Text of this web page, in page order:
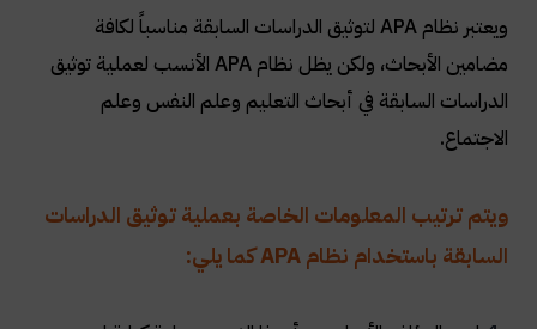
ويعتبر نظام APA لتوثيق الدراسات السابقة مناسباً لكافة
مضامين الأبحاث، ولكن يظل نظام APA الأنسب لعملية توثيق
الدراسات السابقة في أبحاث التعليم وعلم النفس وعلم
الاجتماع.
ويتم ترتيب المعلومات الخاصة بعملية توثيق الدراسات
السابقة باستخدام نظام APA كما يلي: